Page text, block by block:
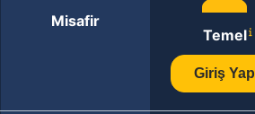
Misafir
Temel
Giriş Yap